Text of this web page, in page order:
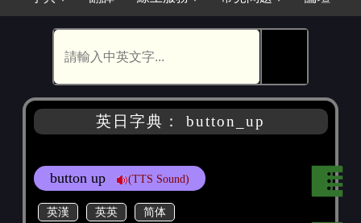
英日字典： button_up
button up (TTS Sound)
英漢 英英 简体